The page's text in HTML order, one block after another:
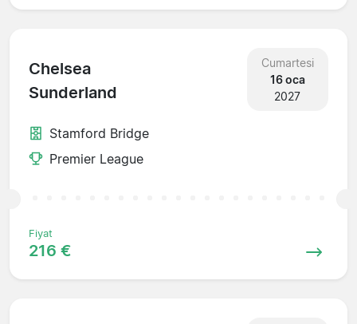
Chelsea
Sunderland
Cumartesi
16 oca
2027
Stamford Bridge
Premier League
Fiyat
216 €